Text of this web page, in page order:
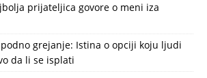
prijateljica govore o meni iza
grejanje: Istina o opciji koju ljudi
da li se isplati